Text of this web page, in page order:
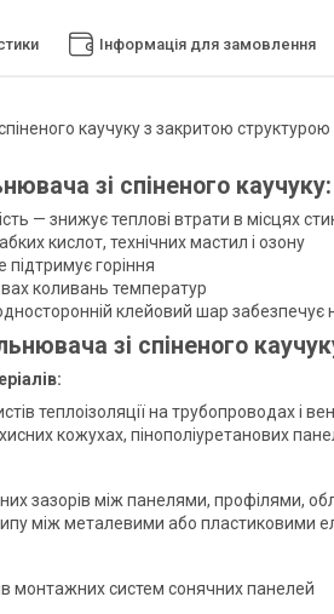
Інформація для замовлення
каучуку з закритою
зі спіненого каучуку:
— знижує теплові втрати в місцях
кислот, технічних мастил і озону
горіння
коливань температур
клейовий шар забезпечує
зі спіненого
теплоізоляції на трубопроводах і
кожухах, пінополіуретанових
зазорів між панелями, профілями,
між металевими або пластиковими
монтажних систем сонячних панелей